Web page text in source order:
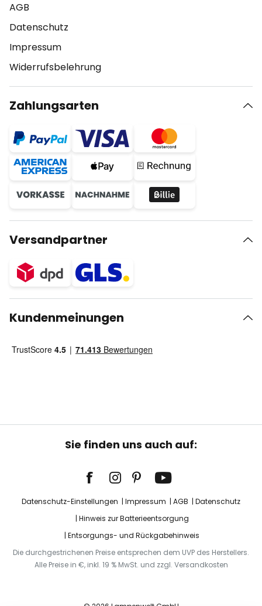
AGB
Datenschutz
Impressum
Widerrufsbelehrung
Zahlungsarten
Versandpartner
Kundenmeinungen
Sie finden uns auch auf:
Datenschutz-Einstellungen Impressum AGB
Datenschutz
Hinweis zur Batterieentsorgung
Entsorgungs- und Rückgabehinweis
Die durchgestrichenen Preise entsprechen dem UVP des Herstellers.
Alle Preise in €, inkl. 19 % MwSt. und zzgl. Versandkosten